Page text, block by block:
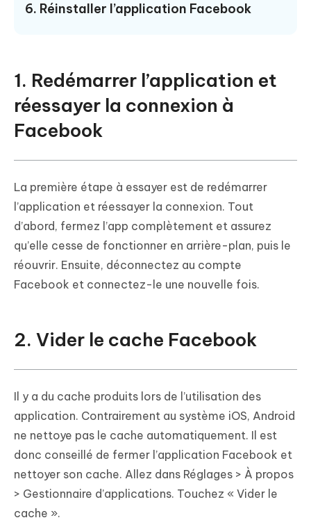
6. Réinstaller l’application Facebook
1. Redémarrer l’application et
réessayer la connexion à
Facebook
La première étape à essayer est de redémarrer
l’application et réessayer la connexion. Tout
d’abord, fermez l’app complètement et assurez
qu’elle cesse de fonctionner en arrière-plan, puis le
réouvrir. Ensuite, déconnectez au compte
Facebook et connectez-le une nouvelle fois.
2. Vider le cache Facebook
Il y a du cache produits lors de l’utilisation des
application. Contrairement au système iOS, Android
ne nettoye pas le cache automatiquement. Il est
donc conseillé de fermer l’application Facebook et
nettoyer son cache. Allez dans Réglages > À propos
> Gestionnaire d’applications. Touchez « Vider le
cache ».